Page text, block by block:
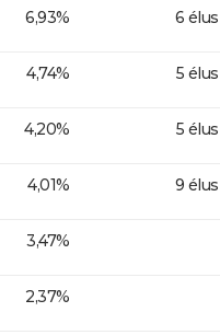
6,93% 6 élus
4,74% 5 élus
4,20% 5 élus
4,01% 9 élus
3,47%
2,37%